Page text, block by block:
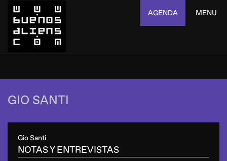
AGENDA MENU
GIO SANTI
Gio Santi
NOTAS Y ENTREVISTAS